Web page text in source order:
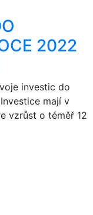
2022
investic do
mají v
vzrůst o téměř 12